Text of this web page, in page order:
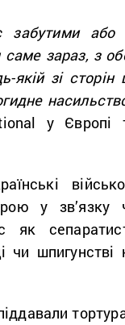
забутими
зараз, з
якій зі сторін
у Європі
у зв’язку
як
чи шпигунстві